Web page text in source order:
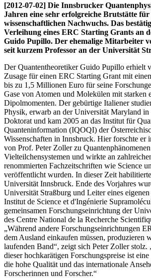
[2012-07-02] Die Innsbrucker
Jahren eine sehr erfolgreiche Brutstätte für
wissenschaftlichen Nachwuchs. Das
Verleihung eines ERC Starting Grants an
Guido Pupillo. Der ehemalige Mitarbeiter
seit kurzem Professor an der Universität
Der Quantentheoretiker Guido Pupillo erhielt
Zusage für einen ERC Starting Grant mit
bis zu 1,5 Millionen Euro für seine
Gase von Atomen und Molekülen mit starken
Dipolmomenten. Der gebürtige Italiener
Physik, erwarb an der Universität Maryland
Doktorat und kam 2005 an das Institut für
Quanteninformation (IQOQI) der
Wissenschaften in Innsbruck. Hier forschte er
von Prof. Peter Zoller zu
Vielteilchensystemen und wirkte an
renommierten Fachzeitschriften wie Science
veröffentlicht wurden. In dieser Zeit
Universität Innsbruck. Ende des Vorjahres
Universität Straßburg und Leiter eines
Institut de Science et d'Ingénierie
gemeinsamen Forschungseinrichtung der
des Centre National de la Recherche
„Während andere Forschungseinrichtungen
dem Ausland einkaufen müssen, produzieren
laufenden Band“, zeigt sich Peter Zoller
dieser hochkarätigen Forschungspreise ist
die hohe Qualität und das internationale
Forscherinnen und Forscher.“